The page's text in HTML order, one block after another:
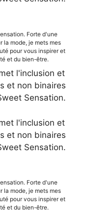
Forte d'une
la mode, je mets mes
pour vous inspirer et
et du bien-être.
l'inclusion et
et non binaires
Sensation.
l'inclusion et
et non binaires
Sensation.
Forte d'une
la mode, je mets mes
pour vous inspirer et
et du bien-être.